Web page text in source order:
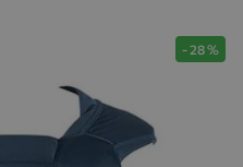
-28%